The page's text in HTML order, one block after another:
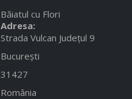
Băiatul cu Flori
Adresa:
Strada Vulcan Județul 9
București
31427
România